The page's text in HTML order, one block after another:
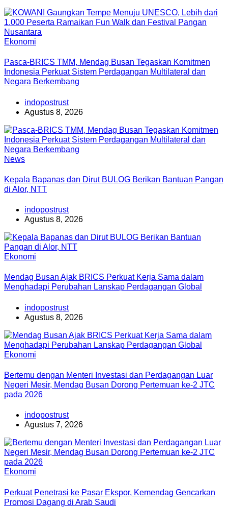
Ekonomi
Pasca-BRICS TMM, Mendag Busan Tegaskan Komitmen
Indonesia Perkuat Sistem Perdagangan Multilateral dan
Negara Berkembang
indopostrust
Agustus 8, 2026
News
Kepala Bapanas dan Dirut BULOG Berikan Bantuan Pangan
di Alor, NTT
indopostrust
Agustus 8, 2026
Ekonomi
Mendag Busan Ajak BRICS Perkuat Kerja Sama dalam
Menghadapi Perubahan Lanskap Perdagangan Global
indopostrust
Agustus 8, 2026
Ekonomi
Bertemu dengan Menteri Investasi dan Perdagangan Luar
Negeri Mesir, Mendag Busan Dorong Pertemuan ke-2 JTC
pada 2026
indopostrust
Agustus 7, 2026
Ekonomi
Perkuat Penetrasi ke Pasar Ekspor, Kemendag Gencarkan
Promosi Dagang di Arab Saudi